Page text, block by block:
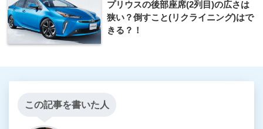
プリウスの後部座席(2列目)の広さは
狭い？倒すこと(リクライニング)はで
きる？！
この記事を書いた人